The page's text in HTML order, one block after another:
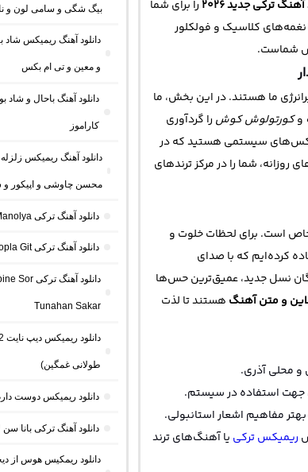
ترکی جدید ۲۰۲۶
را برای شما
نغمه‌های کلاسیک و فولکلور
شماست.
ما هستند. در این بخش، ما
وکورتولوش کوش را گردآوری
سیستمی هستید که در
شما را در مرکز ترندهای
خاص است. برای لحظات خلوت و
کرده‌ایم که با صدای
نسل جدید، عمیق‌ترین حس‌ها
و متن آهنگ هستند تا لذت
و محلی آذری.
جهت استفاده در سیستم.
مفاهیم اشعار استانبولی.
ریمیکس ترکی یا آهنگ‌های ترند
بیگ شگی و سامی لون و
دانلود آهنگ ریمیکس شاد
و معین و تی ام بکس
دانلود آهنگ باحال و
کاراموز
محسن چاوشی و اپیکور و
دانلود آهنگ ترکی Ah Be Manolya از بوراک بولوت
دانلود آهنگ ترکی Topla Git از کورتولوش کوش
Tunahan Sakar
طولانی غمگین)
دانلود ریمیکس دوست
دانلود آهنگ ترکی بانا
دانلود ریمکیس هوس از